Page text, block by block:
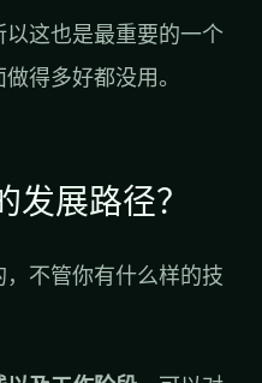
这也是最重要的一个
得多好都没用。
展路径？
不管你有什么样的技